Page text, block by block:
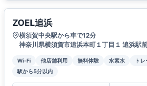
ZOEL追浜
横須賀中央駅から車で12分
神奈川県横須賀市追浜本町１丁目１ 追浜駅
Wi-Fi 他店舗利用 無料体験 水素水
ト
駅から5分以内